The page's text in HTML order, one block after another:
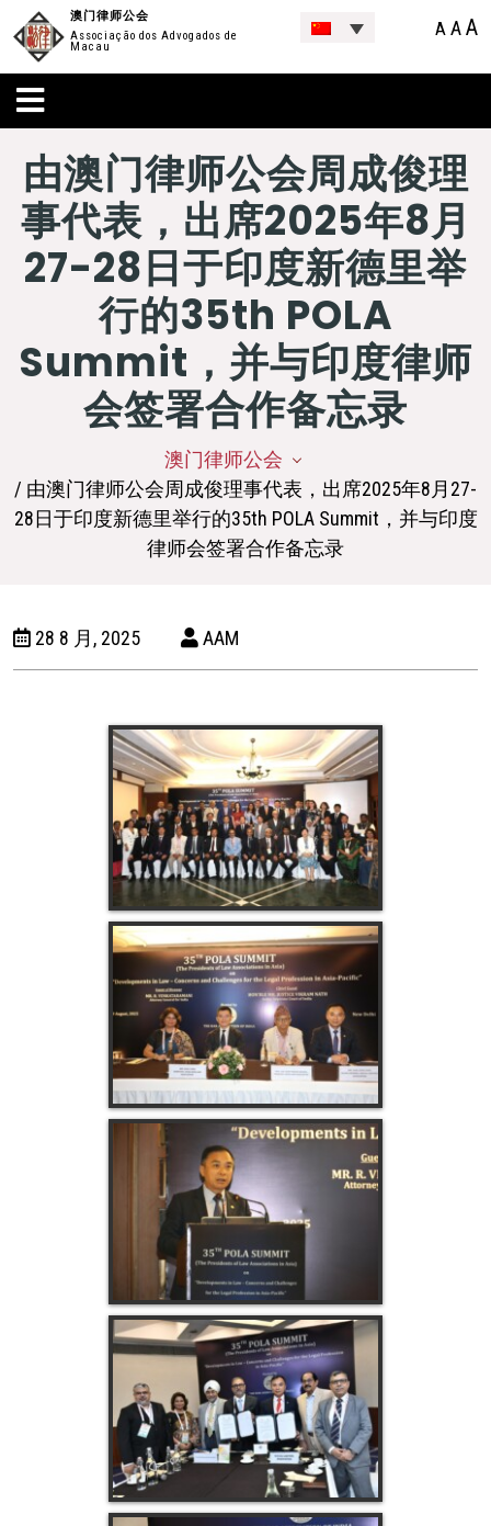
澳门律师公会
Associação dos Advogados de
Macau
A AA
由澳门律师公会周成俊理
事代表，出席2025年8月
27-28日于印度新德里举
行的35th POLA
Summit，并与印度律师
会签署合作备忘录
澳门律师公会
/ 由澳门律师公会周成俊理事代表，出席2025年8月27-
28日于印度新德里举行的35th POLA Summit，并与印度
律师会签署合作备忘录
28 8 月, 2025 AAM